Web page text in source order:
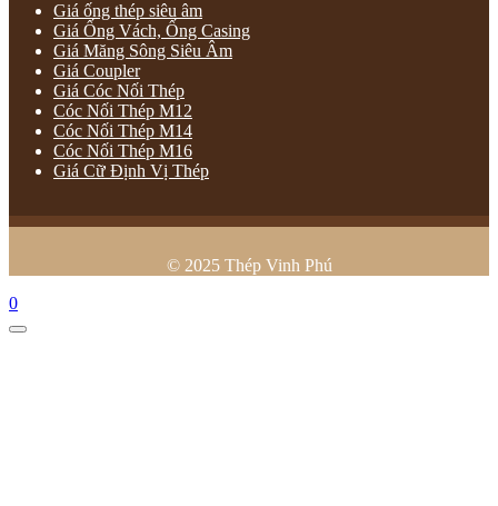
Giá ống thép siêu âm
Giá Ống Vách, Ống Casing
Giá Măng Sông Siêu Âm
Giá Coupler
Giá Cóc Nối Thép
Cóc Nối Thép M12
Cóc Nối Thép M14
Cóc Nối Thép M16
Giá Cữ Định Vị Thép
© 2025 Thép Vinh Phú
0